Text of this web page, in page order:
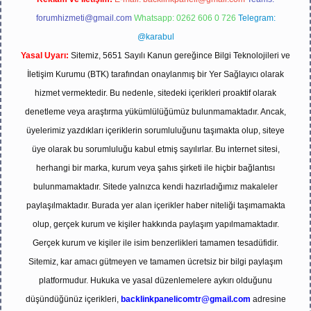
forumhizmeti@gmail.com Whatsapp: 0262 606 0 726 Telegram:
@karabul
Yasal Uyarı: Sitemiz, 5651 Sayılı Kanun gereğince Bilgi Teknolojileri ve
İletişim Kurumu (BTK) tarafından onaylanmış bir Yer Sağlayıcı olarak
hizmet vermektedir. Bu nedenle, sitedeki içerikleri proaktif olarak
denetleme veya araştırma yükümlülüğümüz bulunmamaktadır. Ancak,
üyelerimiz yazdıkları içeriklerin sorumluluğunu taşımakta olup, siteye
üye olarak bu sorumluluğu kabul etmiş sayılırlar. Bu internet sitesi,
herhangi bir marka, kurum veya şahıs şirketi ile hiçbir bağlantısı
bulunmamaktadır. Sitede yalnızca kendi hazırladığımız makaleler
paylaşılmaktadır. Burada yer alan içerikler haber niteliği taşımamakta
olup, gerçek kurum ve kişiler hakkında paylaşım yapılmamaktadır.
Gerçek kurum ve kişiler ile isim benzerlikleri tamamen tesadüfidir.
Sitemiz, kar amacı gütmeyen ve tamamen ücretsiz bir bilgi paylaşım
platformudur. Hukuka ve yasal düzenlemelere aykırı olduğunu
düşündüğünüz içerikleri, backlinkpanelicomtr@gmail.com adresine